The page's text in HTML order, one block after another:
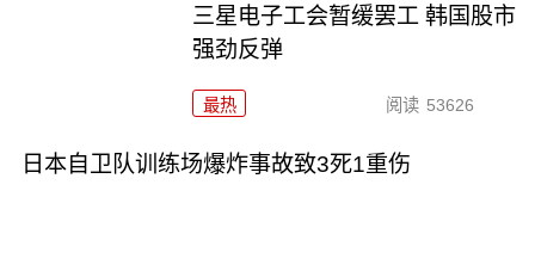
三星电子工会暂缓罢工 韩国股市
强劲反弹
最热 阅读 53626
日本自卫队训练场爆炸事故致3死1重伤